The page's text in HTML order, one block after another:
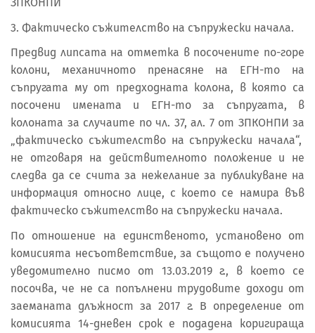
3. Фактическо съжителство на съпружески начала.
Предвид липсата на отметка в посочените по-горе
колони, механичното пренасяне на ЕГН-то на
съпругата му от предходната колона, в която са
посочени имената и ЕГН-то за съпругата, в
колоната за случаите по чл. 37, ал. 7 от ЗПКОНПИ за
„фактическо съжителство на съпружески начала“,
не отговаря на действителното положение и не
следва да се счита за нежелание за публикуване на
информация относно лице, с което се намира във
фактическо съжителство на съпружески начала.
По отношение на единственото, установено от
комисията несъответствие, за същото е получено
уведомително писмо от 13.03.2019 г., в което се
посочва, че не са попълнени трудовите доходи от
заеманата длъжност за 2017 г. В определение от
комисията 14-дневен срок е подадена коригираща